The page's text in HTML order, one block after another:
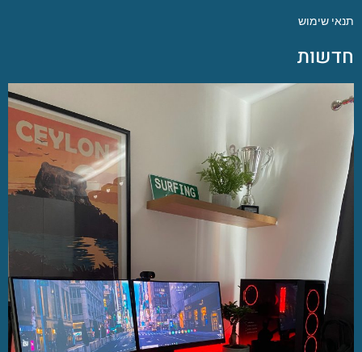
תנאי שימוש
חדשות